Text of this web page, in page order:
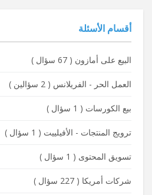
أقسام الأسئلة
البيع على أمازون ( 67 سؤال )
العمل الحر - الفريلانس ( 2 سؤالين )
بيع الكورسات ( 1 سؤال )
ترويج المنتجات - الأفيلييت ( 1 سؤال )
تسويق المحتوى ( 1 سؤال )
شركات أمريكا ( 227 سؤال )